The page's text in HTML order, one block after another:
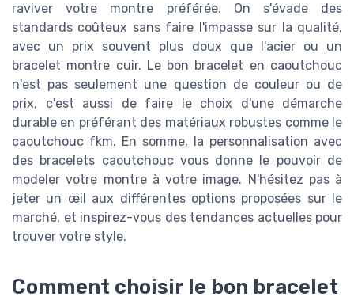
raviver votre montre préférée. On s'évade des
standards coûteux sans faire l'impasse sur la qualité,
avec un prix souvent plus doux que l'acier ou un
bracelet montre cuir. Le bon bracelet en caoutchouc
n'est pas seulement une question de couleur ou de
prix, c'est aussi de faire le choix d'une démarche
durable en préférant des matériaux robustes comme le
caoutchouc fkm. En somme, la personnalisation avec
des bracelets caoutchouc vous donne le pouvoir de
modeler votre montre à votre image. N'hésitez pas à
jeter un œil aux différentes options proposées sur le
marché, et inspirez-vous des tendances actuelles pour
trouver votre style.
Comment choisir le bon bracelet